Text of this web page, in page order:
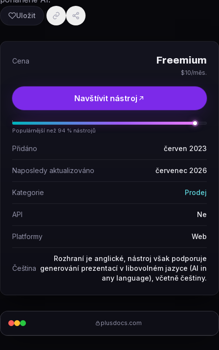
Uložit
plusdocs.com
Cena Freemium
$10/měs.
Navštívit nástroj
Populárnější než 94 % nástrojů
Přidáno červen 2023
Naposledy aktualizováno červenec 2026
Kategorie Prodej
API Ne
Platformy Web
Čeština
Rozhraní je anglické, nástroj však podporuje
generování prezentací v libovolném jazyce (AI in
any language), včetně češtiny.